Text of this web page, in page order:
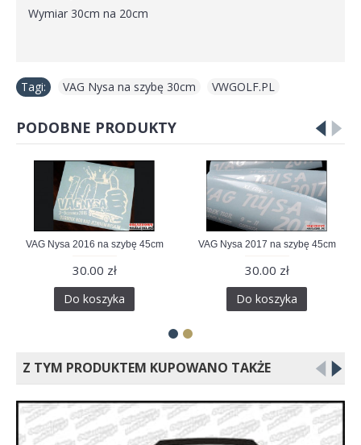
Wymiar 30cm na 20cm
Tagi: VAG Nysa na szybę 30cm VWGOLF.PL
PODOBNE PRODUKTY
VAG Nysa 2016 na szybę 45cm
30.00 zł
Do koszyka
VAG Nysa 2017 na szybę 45cm
30.00 zł
Do koszyka
Z TYM PRODUKTEM KUPOWANO TAKŻE